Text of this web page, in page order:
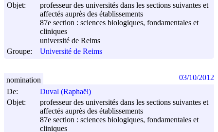
Objet:
professeur des universités dans les sections suivantes et
affectés auprès des établissements
87e section : sciences biologiques, fondamentales et
cliniques
université de Reims
Groupe:
Université de Reims
De:
Duval (Raphaël)
Objet:
professeur des universités dans les sections suivantes et
affectés auprès des établissements
87e section : sciences biologiques, fondamentales et
cliniques
nomination 03/10/2012